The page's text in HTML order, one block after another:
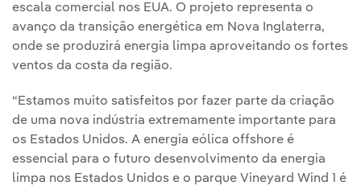
escala comercial nos EUA. O projeto representa o
avanço da transição energética em Nova Inglaterra,
onde se produzirá energia limpa aproveitando os fortes
ventos da costa da região.
“Estamos muito satisfeitos por fazer parte da criação
de uma nova indústria extremamente importante para
os Estados Unidos. A energia eólica offshore é
essencial para o futuro desenvolvimento da energia
limpa nos Estados Unidos e o parque Vineyard Wind 1 é